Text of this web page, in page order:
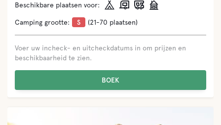
Beschikbare plaatsen voor:
Camping grootte: S (21-70 plaatsen)
Voer uw incheck- en uitcheckdatums in om prijzen en
beschikbaarheid te zien.
BOEK